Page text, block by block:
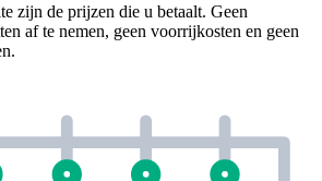
zijn de prijzen die u betaalt. Geen
af te nemen, geen voorrijkosten en geen